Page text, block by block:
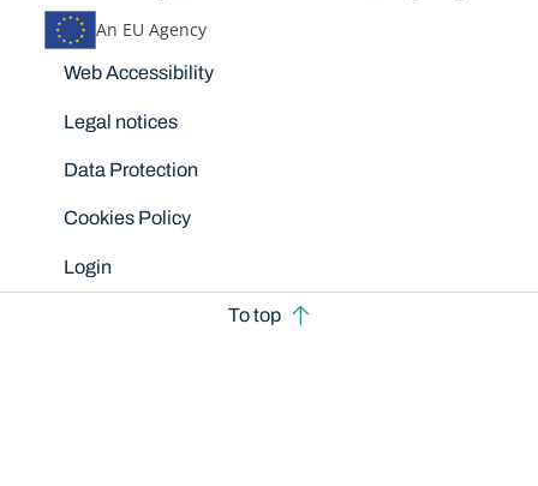
An EU Agency
Disclaimers
Web Accessibility
Legal notices
Data Protection
Cookies Policy
Login
To top